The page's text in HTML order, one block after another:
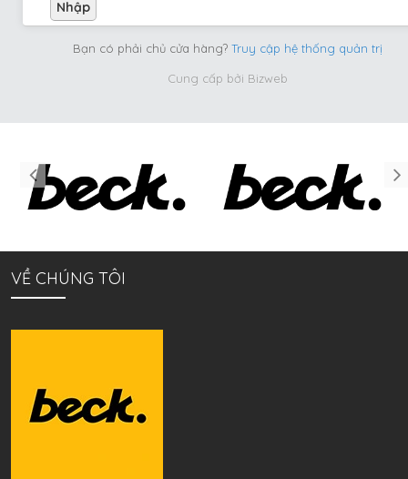
Bạn có phải chủ cửa hàng? Truy cập hệ thống quản trị
Cung cấp bởi Bizweb
VỀ CHÚNG TÔI